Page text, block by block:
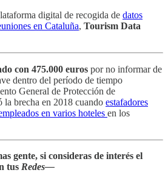
digital de recogida de datos
en Cataluña, Tourism Data
con 475.000 euros por no informar de
dentro del período de tiempo
General de Protección de
brecha en 2018 cuando estafadores
en varios hoteles en los
gente, si consideras de interés el
tus Redes—